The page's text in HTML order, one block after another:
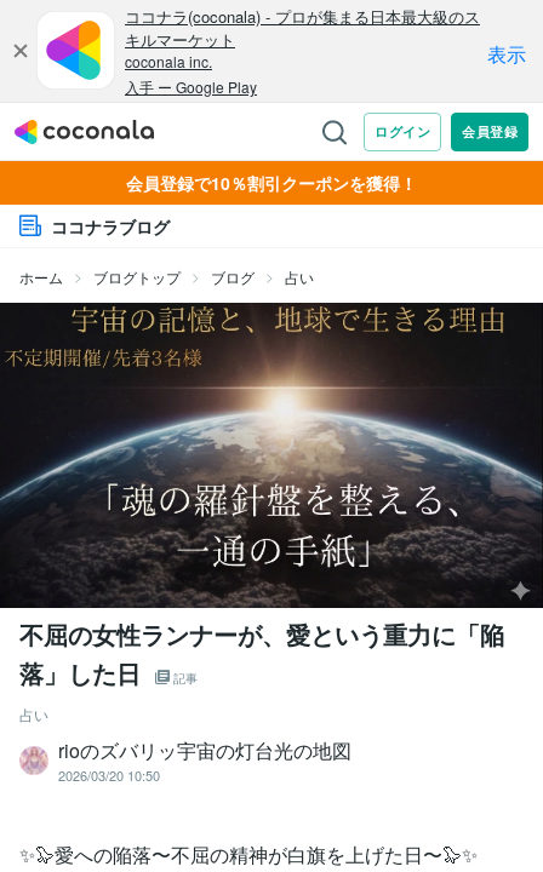
会員登録で10％割引クーポンを獲得！
ココナラブログ
ホーム ブログトップ ブログ 占い
不屈の女性ランナーが、愛という重力に「陥
落」した日
記事
占い
rioのズバリッ宇宙の灯台光の地図
2026/03/20 10:50
✨🦭愛への陥落〜不屈の精神が白旗を上げた日〜🦭✨